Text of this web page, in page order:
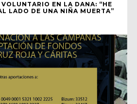
EN LA DANA: “HE
LADO DE UNA NIÑA MUERTA”